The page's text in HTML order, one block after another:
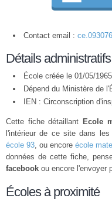
Contact email :
Détails
École créée le 01/05/1965
Dépend du Ministère de
IEN : Circonscription
Cette fiche détaillant Ecole
l'intérieur de ce site dans
école 93, ou encore école
données de cette fiche,
facebook ou encore l'envoyer
Écoles à proximité